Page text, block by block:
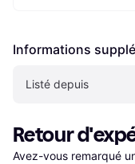
Informations
Listé depuis
Retour
Avez-vous remarqué